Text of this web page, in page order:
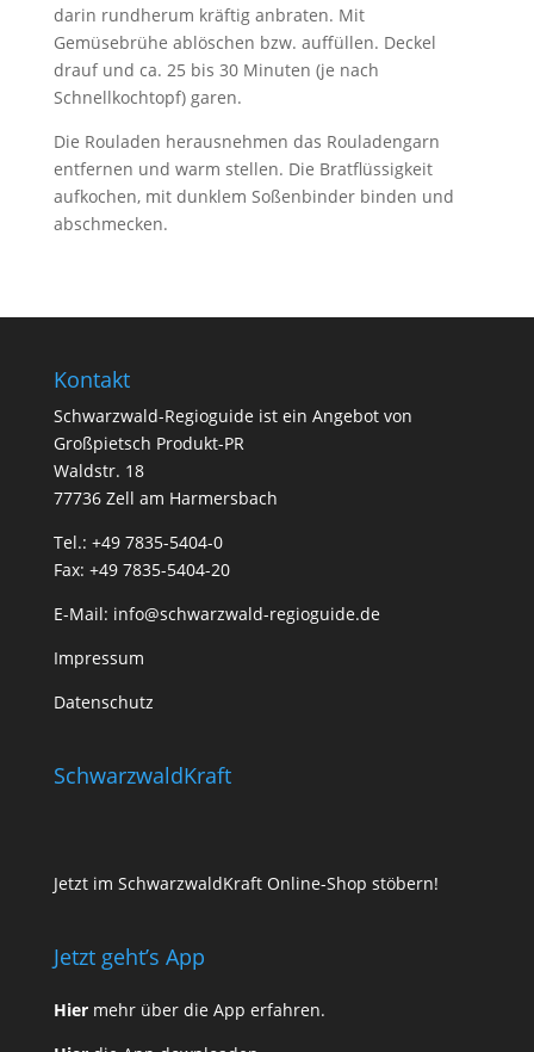
darin rundherum kräftig anbraten. Mit
Gemüsebrühe ablöschen bzw. auffüllen. Deckel
drauf und ca. 25 bis 30 Minuten (je nach
Schnellkochtopf) garen.
Die Rouladen herausnehmen das Rouladengarn
entfernen und warm stellen. Die Bratflüssigkeit
aufkochen, mit dunklem Soßenbinder binden und
abschmecken.
Kontakt
Schwarzwald-Regioguide ist ein Angebot von
Großpietsch Produkt-PR
Waldstr. 18
77736 Zell am Harmersbach
Tel.: +49 7835-5404-0
Fax: +49 7835-5404-20
E-Mail: info@schwarzwald-regioguide.de
Impressum
Datenschutz
SchwarzwaldKraft
Jetzt im SchwarzwaldKraft Online-Shop stöbern!
Jetzt geht’s App
Hiermehr über die App erfahren.